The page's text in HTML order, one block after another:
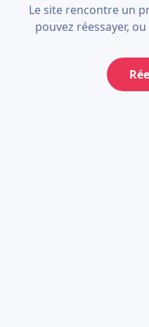
Le site rencontre un
pouvez réessayer,